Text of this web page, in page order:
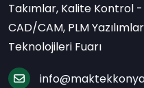
Takımlar, Kalite Kontrol
CAD/CAM, PLM
Teknolojileri Fuarı